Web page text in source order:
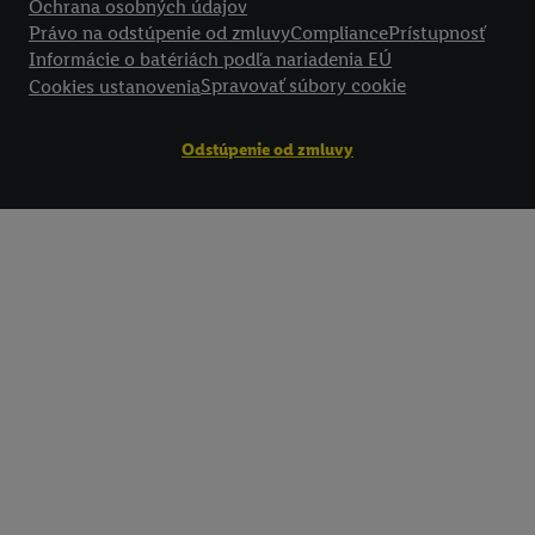
Ochrana osobných údajov
Právo na odstúpenie od zmluvyCompliancePrístupnosť
Informácie o batériách podľa nariadenia EÚ
Cookies ustanoveniaSpravovať súbory cookie
Odstúpenie od zmluvy